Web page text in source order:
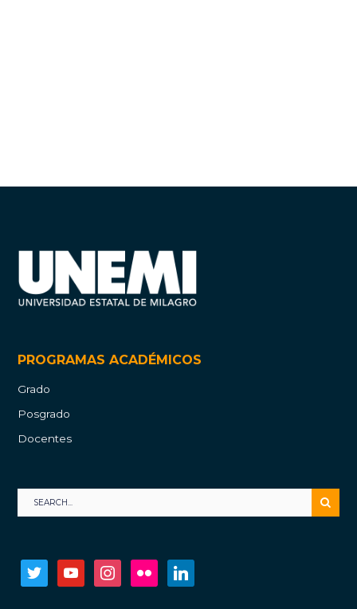
PROGRAMAS ACADÉMICOS
Grado
Posgrado
Docentes
twitter youtube instagramflickr